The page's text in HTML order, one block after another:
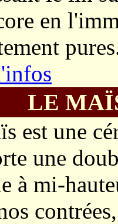
en
LE
est une
une
à mi-